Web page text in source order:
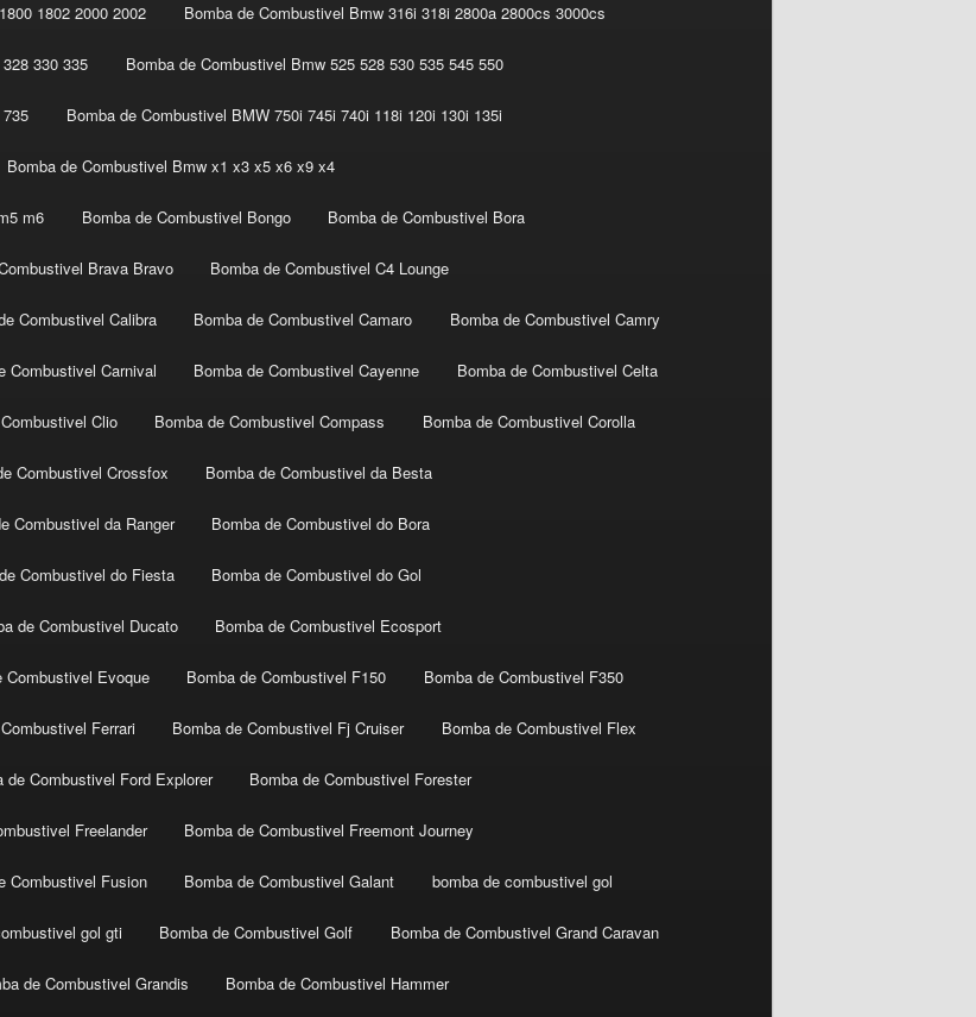
1802 2000 2002 Bomba de Combustivel Bmw 316i 318i 2800a 2800cs 3000cs
330 335 Bomba de Combustivel Bmw 525 528 530 535 545 550
Bomba de Combustivel BMW 750i 745i 740i 118i 120i 130i 135i
Bomba de Combustivel Bmw x1 x3 x5 x6 x9 x4
m6 Bomba de Combustivel Bongo Bomba de Combustivel Bora
Brava Bravo Bomba de Combustivel C4 Lounge
Combustivel Calibra Bomba de Combustivel Camaro Bomba de Combustivel Camry
Combustivel Carnival Bomba de Combustivel Cayenne Bomba de Combustivel Celta
Clio Bomba de Combustivel Compass Bomba de Combustivel Corolla
Combustivel Crossfox Bomba de Combustivel da Besta
Combustivel da Ranger Bomba de Combustivel do Bora
Combustivel do Fiesta Bomba de Combustivel do Gol
de Combustivel Ducato Bomba de Combustivel Ecosport
Combustivel Evoque Bomba de Combustivel F150 Bomba de Combustivel F350
Ferrari Bomba de Combustivel Fj Cruiser Bomba de Combustivel Flex
de Combustivel Ford Explorer Bomba de Combustivel Forester
Freelander Bomba de Combustivel Freemont Journey
Combustivel Fusion Bomba de Combustivel Galant bomba de combustivel gol
gol gti Bomba de Combustivel Golf Bomba de Combustivel Grand Caravan
de Combustivel Grandis Bomba de Combustivel Hammer